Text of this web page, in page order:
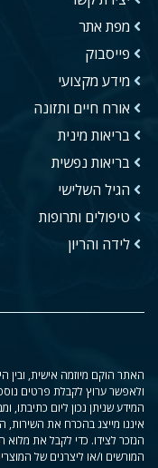
מפת אתר
פייסבוק
מידע מקצועי
אורח חיים ותזונה
בריאות מינית
בריאות נפשית
הגיל השלישי
טיפולים ותרופות
לידה והריון
האתר הוקם מיוזמה אישית,
ולאפשר ערוץ לקבלת פרטים
המידע שניתן נכון ליום
איננו מייצג בהכרח את
הנזכר לצידו. כדי לקבל את מלוא
המורשים ו/או ליצרנים של